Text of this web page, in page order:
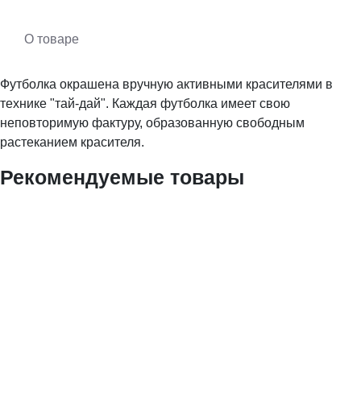
О товаре
Футболка окрашена вручную активными красителями в
технике "тай-дай". Каждая футболка имеет свою
неповторимую фактуру, образованную свободным
растеканием красителя.
Рекомендуемые товары